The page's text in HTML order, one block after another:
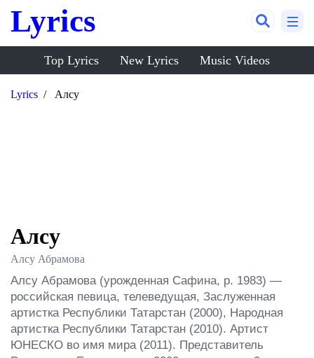
Lyrics
Top Lyrics New Lyrics Music Videos
Lyrics Алсу
Алсу
Алсу Абрамова
Алсу Абрамова (урожденная Сафина, р. 1983) —
российская певица, телеведущая, Заслуженная
артистка Республики Татарстан (2000), Народная
артистка Республики Татарстан (2010). Артист
ЮНЕСКО во имя мира (2011). Представитель